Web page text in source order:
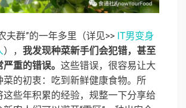
夫群”的一年多里（详见>> IT男变身
）， 我发现种菜新手们会犯错，甚至
重的错误。 这些错误，很容易让大
菜的初衷：吃到新鲜健康食物。所
这些年积累的经验，规整一下分享给